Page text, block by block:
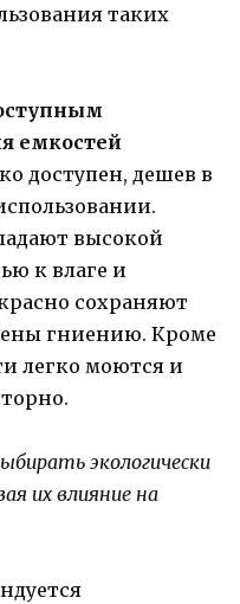
таких
емкостей
доступен, дешев в
высокой
к влаге и
сохраняют
гниению. Кроме
легко моются и
экологически
их влияние на